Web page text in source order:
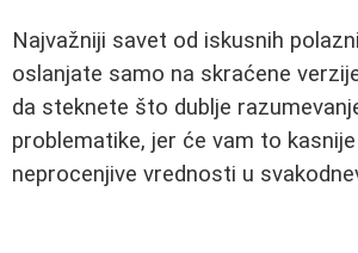
Najvažniji savet od iskusnih
oslanjate samo na skraćene
da steknete što dublje
problematike, jer će vam to
neprocenjive vrednosti u